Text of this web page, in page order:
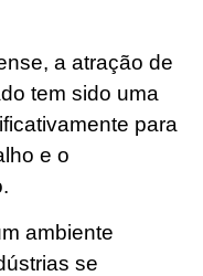
a atração de
tem sido uma
para
e o
ambiente
se